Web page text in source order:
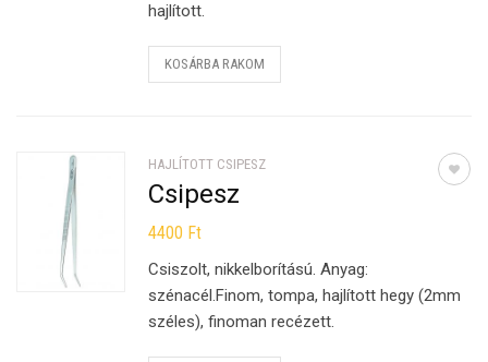
hajlított.
KOSÁRBA RAKOM
HAJLÍTOTT CSIPESZ
Csipesz
4400 Ft
Csiszolt, nikkelborítású. Anyag:
szénacél.Finom, tompa, hajlított hegy (2mm
széles), finoman recézett.